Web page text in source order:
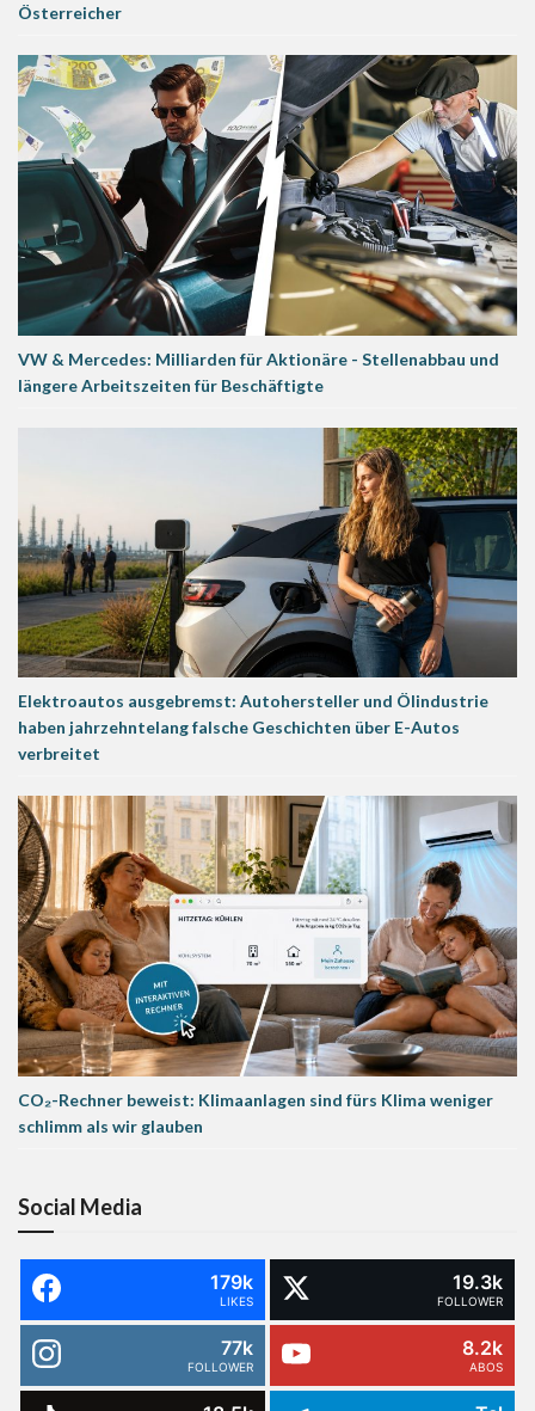
Österreicher
VW & Mercedes: Milliarden für Aktionäre - Stellenabbau und
längere Arbeitszeiten für Beschäftigte
Elektroautos ausgebremst: Autohersteller und Ölindustrie
haben jahrzehntelang falsche Geschichten über E-Autos
verbreitet
CO₂-Rechner beweist: Klimaanlagen sind fürs Klima weniger
schlimm als wir glauben
Social Media
179k
LIKES
19.3k
FOLLOWER
77k
FOLLOWER
8.2k
ABOS